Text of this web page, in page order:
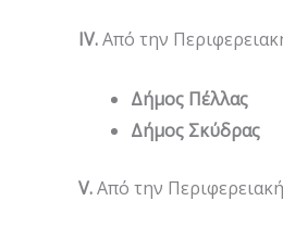
IV.Από την
Δήμος Πέλλας
Δήμος Σκύδρας
V.Από την